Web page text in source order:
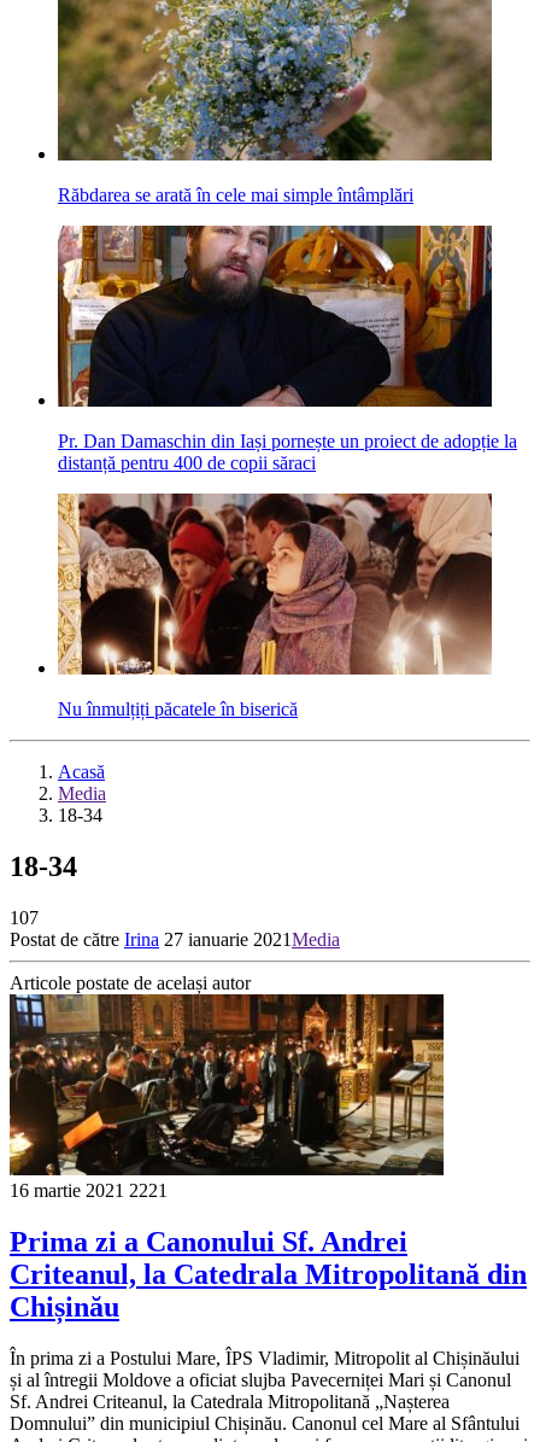
Răbdarea se arată în cele mai simple întâmplări
Pr. Dan Damaschin din Iași pornește un proiect de adopție la
distanță pentru 400 de copii săraci
Nu înmulțiți păcatele în biserică
Acasă
Media
18-34
18-34
107
Postat de către Irina 27 ianuarie 2021Media
Articole postate de același autor
16 martie 2021 2221
Prima zi a Canonului Sf. Andrei
Criteanul, la Catedrala Mitropolitană din
Chișinău
În prima zi a Postului Mare, ÎPS Vladimir, Mitropolit al Chișinăului
și al întregii Moldove a oficiat slujba Pavecerniței Mari și Canonul
Sf. Andrei Criteanul, la Catedrala Mitropolitană „Nașterea
Domnului” din municipiul Chișinău. Canonul cel Mare al Sfântului